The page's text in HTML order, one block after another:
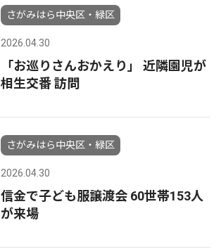
さがみはら中央区・緑区
2026.04.30
「お巡りさんおかえり」 近隣園児が
相生交番 訪問
さがみはら中央区・緑区
2026.04.30
信金で子ども服譲渡会 60世帯153人
が来場